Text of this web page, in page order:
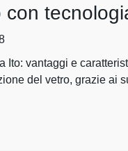
con
Ito: vantaggi e
del vetro, grazie ai